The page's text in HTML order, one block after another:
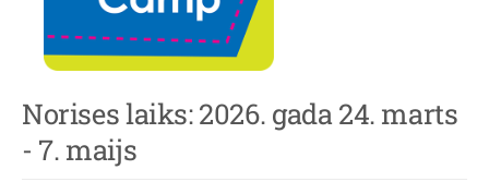
Norises laiks: 2026. gada 24. marts
- 7. maijs